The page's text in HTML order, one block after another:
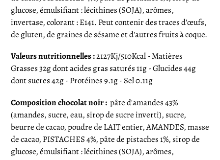
glucose, émulsifiant : lécithines (SOJA), arômes,
invertase, colorant : E141. Peut contenir des traces d'œufs,
de gluten, de graines de sésame et d'autres fruits à coque.
Valeurs nutritionnelles :2127Kj/510Kcal - Matières
Grasses 32g dont acides gras saturés 11g - Glucides 44g
dont sucres 42g - Protéines 9.1g - Sel 0.11g
Composition chocolat noir : pâte d'amandes 43%
(amandes, sucre, eau, sirop de sucre inverti), sucre,
beurre de cacao, poudre de LAIT entier, AMANDES, masse
de cacao, PISTACHES 4%, pâte de pistaches 1%, sirop de
glucose, émulsifiant : lécithines (SOJA), arômes,